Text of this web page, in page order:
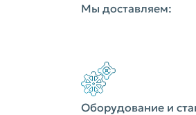
Мы доставляем:
Оборудование и